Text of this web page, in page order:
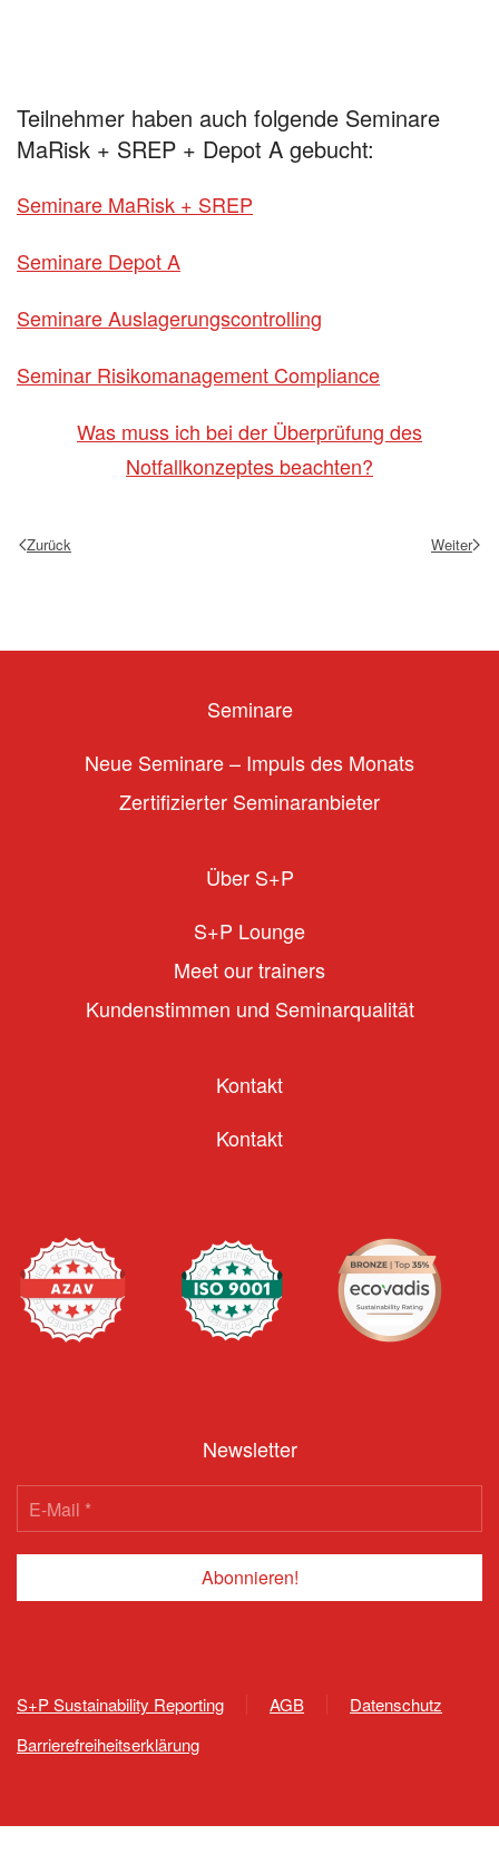
Teilnehmer haben auch folgende Seminare
MaRisk + SREP + Depot A gebucht:
Seminare MaRisk + SREP
Seminare Depot A
Seminare Auslagerungscontrolling
Seminar Risikomanagement Compliance
Was muss ich bei der Überprüfung des
Notfallkonzeptes beachten?
Zurück Weiter
Seminare
Neue Seminare – Impuls des Monats
Zertifizierter Seminaranbieter
Über S+P
S+P Lounge
Meet our trainers
Kundenstimmen und Seminarqualität
Kontakt
Kontakt
Newsletter
S+P Sustainability Reporting AGB
Datenschutz
Barrierefreiheitserklärung